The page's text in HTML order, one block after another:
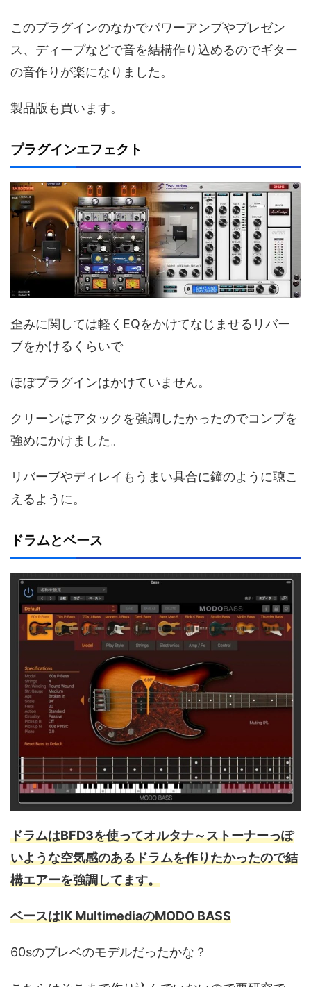
このプラグインのなかでパワーアンプやプレゼン
ス、ディープなどで音を結構作り込めるのでギター
の音作りが楽になりました。
製品版も買います。
プラグインエフェクト
歪みに関しては軽くEQをかけてなじませるリバー
ブをかけるくらいで
ほぼプラグインはかけていません。
クリーンはアタックを強調したかったのでコンプを
強めにかけました。
リバーブやディレイもうまい具合に鐘のように聴こ
えるように。
ドラムとベース
ドラムはBFD3を使ってオルタナ～ストーナーっぽ
いような空気感のあるドラムを作りたかったので結
構エアーを強調してます。
ベースはIK MultimediaのMODO BASS
60sのプレベのモデルだったかな？